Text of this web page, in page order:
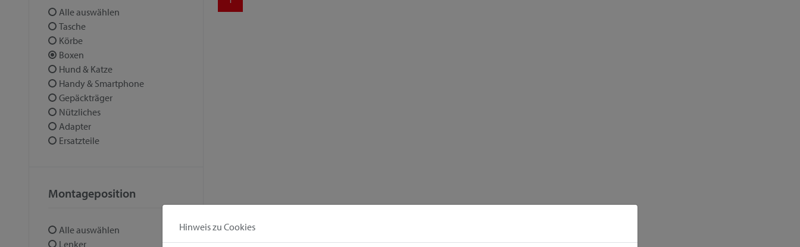
Alle auswählen
Tasche
Körbe
Boxen
Hund & Katze
Handy & Smartphone
Gepäckträger
Nützliches
Adapter
Ersatzteile
Montageposition
Alle auswählen
Lenker
Hinweis zu Cookies